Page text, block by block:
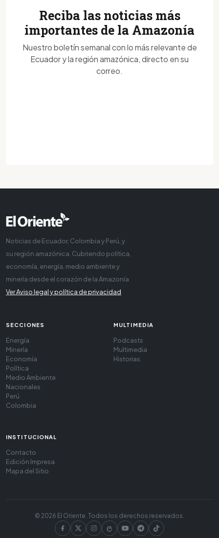
Reciba las noticias más
importantes de la Amazonía
Nuestro boletín semanal con lo más relevante de
Ecuador y la región amazónica, directo en su
correo.
Noticias de Ecuador, Colombia y Perú, y
su región amazónica. Cubriendo política,
economía, energía, medio ambiente y
minería desde el corazón de la Amazonía
Ver Aviso legal y política de privacidad
SECCIONES
Energía
Minería
Economía
Política
Medio Ambiente
Nacionales
Perú
Colombia
MULTIMEDIA
Podcasts
Multimedia
Historias
INSTITUCIONAL
Contacto
Edición Impresa
Mapa del Sitio
© 2026 El Oriente. Todos los derechos reservados.